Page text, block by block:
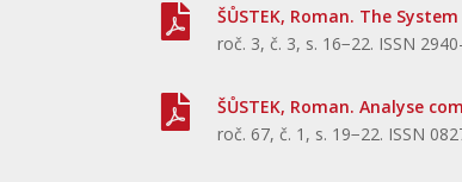

ŠŮSTEK, Roman. The
roč. 3, č. 3, s. 16−22. ISSN
 ŠŮSTEK, Roman. Analyse
roč. 67, č. 1, s. 19−22. ISSN